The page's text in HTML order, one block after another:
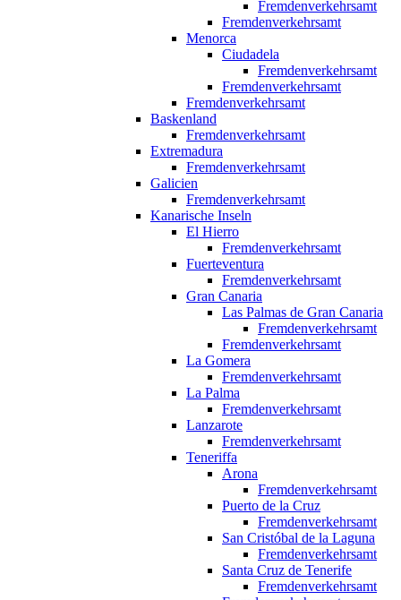
Fremdenverkehrsamt
Fremdenverkehrsamt
Menorca
Ciudadela
Fremdenverkehrsamt
Fremdenverkehrsamt
Fremdenverkehrsamt
Baskenland
Fremdenverkehrsamt
Extremadura
Fremdenverkehrsamt
Galicien
Fremdenverkehrsamt
Kanarische Inseln
El Hierro
Fremdenverkehrsamt
Fuerteventura
Fremdenverkehrsamt
Gran Canaria
Las Palmas de Gran Canaria
Fremdenverkehrsamt
Fremdenverkehrsamt
La Gomera
Fremdenverkehrsamt
La Palma
Fremdenverkehrsamt
Lanzarote
Fremdenverkehrsamt
Teneriffa
Arona
Fremdenverkehrsamt
Puerto de la Cruz
Fremdenverkehrsamt
San Cristóbal de la Laguna
Fremdenverkehrsamt
Santa Cruz de Tenerife
Fremdenverkehrsamt